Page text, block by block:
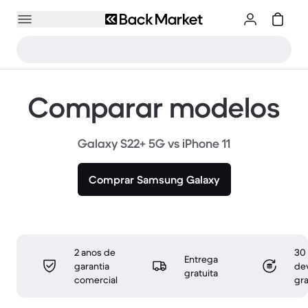
Comparar modelos
Galaxy S22+ 5G vs iPhone 11
Comprar Samsung Galaxy
2 anos de
garantia
comercial
Entrega
gratuita
30